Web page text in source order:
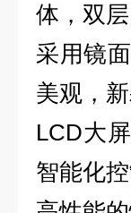
体，双
采用镜
美观，
LCD大
智能化